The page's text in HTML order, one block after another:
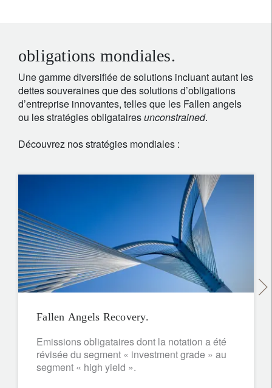
obligations mondiales.
Une gamme diversifiée de solutions incluant autant les
dettes souveraines que des solutions d’obligations
d’entreprise innovantes, telles que les Fallen angels
ou les stratégies obligatairesunconstrained.
Découvrez nos stratégies mondiales :
Fallen Angels Recovery.
Emissions obligataires dont la notation a été
révisée du segment « investment grade » au
segment « high yield ».